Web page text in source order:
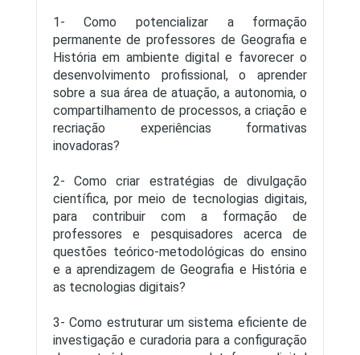
1- Como potencializar a formação
permanente de professores de Geografia e
História em ambiente digital e favorecer o
desenvolvimento profissional, o aprender
sobre a sua área de atuação, a autonomia, o
compartilhamento de processos, a criação e
recriação experiências formativas
inovadoras?
2- Como criar estratégias de divulgação
científica, por meio de tecnologias digitais,
para contribuir com a formação de
professores e pesquisadores acerca de
questões teórico-metodológicas do ensino
e a aprendizagem de Geografia e História e
as tecnologias digitais?
3- Como estruturar um sistema eficiente de
investigação e curadoria para a configuração